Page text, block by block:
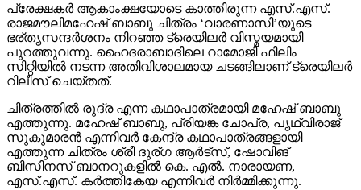
പ്രേക്ഷകര്‍ ആകാംക്ഷയോടെ കാത്തിരുന്ന എസ്.എസ്.
രാജമൗലിമഹേഷ് ബാബു ചിത്രം ‘വാരണാസി’യുടെ
ഭര്തൃസന്ദര്‍ശനം നിറഞ്ഞ ട്രെയിലര്‍ വിസ്മയമായി
പുറത്തുവന്നു. ഹൈദരാബാദിലെ റാമോജി ഫിലിം
സിറ്റിയില്‍ നടന്ന അതിവിശാലമായ ചടങ്ങിലാണ് ട്രെയിലര്‍
റിലീസ് ചെയ്തത്.
ചിത്രത്തില്‍ രുദ്ര എന്ന കഥാപാത്രമായി മഹേഷ് ബാബു
എത്തുന്നു. മഹേഷ് ബാബു, പ്രിയങ്ക ചോപ്ര, പൃഥ്വിരാജ്
സുകുമാരന്‍ എന്നിവര്‍ കേന്ദ്ര കഥാപാത്രങ്ങളായി
എത്തുന്ന ചിത്രം ശ്രീ ദുര്ഗ ആര്‍ട്‌സ്, ഷോവിങ്
ബിസിനസ് ബാനറുകളില്‍ കെ. എല്‍. നാരായണ,
എസ്.എസ്. കര്‍ത്തികേയ എന്നിവര്‍ നിര്‍മ്മിക്കുന്നു.